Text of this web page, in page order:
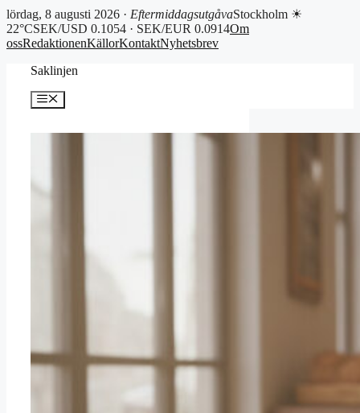
lördag, 8 augusti 2026 · EftermiddagsutgåvaStockholm ☀
22°CSEK/USD 0.1054 · SEK/EUR 0.0914Om
ossRedaktionenKällorKontaktNyhetsbrev
Saklinjen
Meny